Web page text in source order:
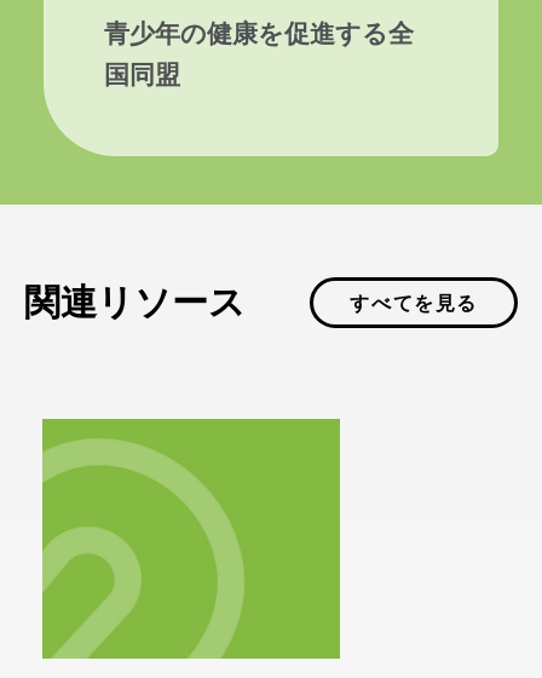
青少年の健康を促進する全
国同盟
関連リソース すべてを見る